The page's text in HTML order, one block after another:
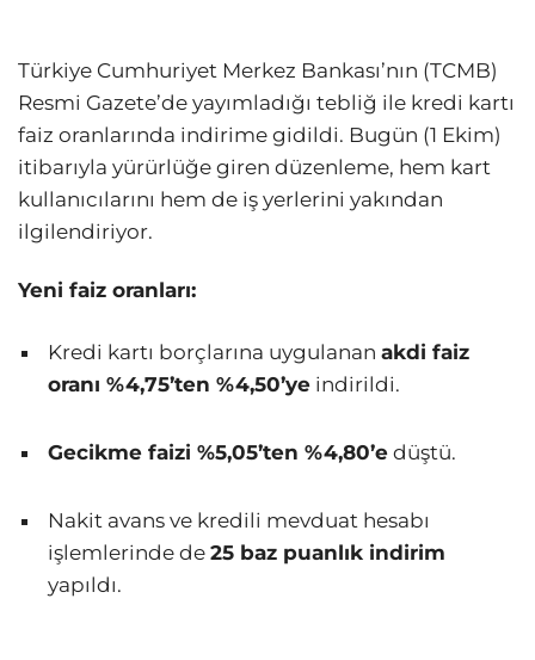
Türkiye Cumhuriyet Merkez Bankası’nın (TCMB)
Resmi Gazete’de yayımladığı tebliğ ile kredi kartı
faiz oranlarında indirime gidildi. Bugün (1 Ekim)
itibarıyla yürürlüğe giren düzenleme, hem kart
kullanıcılarını hem de iş yerlerini yakından
ilgilendiriyor.
Yeni faiz oranları:
Kredi kartı borçlarına uygulanan akdi faiz
oranı %4,75’ten %4,50’ye indirildi.
Gecikme faizi %5,05’ten %4,80’e düştü.
Nakit avans ve kredili mevduat hesabı
işlemlerinde de 25 baz puanlık indirim
yapıldı.